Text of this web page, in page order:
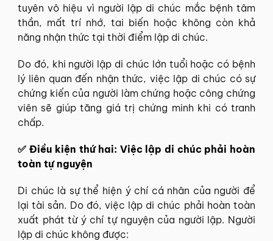
tuyên vô hiệu vì người lập di chúc mắc bệnh tâm
thần, mất trí nhớ, tai biến hoặc không còn khả
năng nhận thức tại thời điểm lập di chúc.
Do đó, khi người lập di chúc lớn tuổi hoặc có bệnh
lý liên quan đến nhận thức, việc lập di chúc có sự
chứng kiến của người làm chứng hoặc công chứng
viên sẽ giúp tăng giá trị chứng minh khi có tranh
chấp.
✅ Điều kiện thứ hai: Việc lập di chúc phải hoàn
toàn tự nguyện
Di chúc là sự thể hiện ý chí cá nhân của người để
lại tài sản. Do đó, việc lập di chúc phải hoàn toàn
xuất phát từ ý chí tự nguyện của người lập. Người
lập di chúc không được: